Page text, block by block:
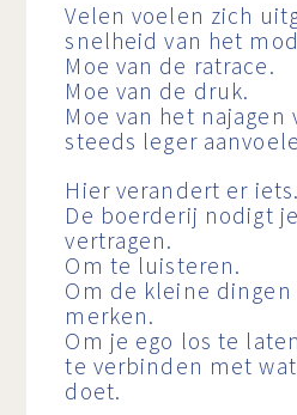
Velen voelen zich
snelheid van het
Moe van de ratrace.
Moe van de druk.
Moe van het najagen
steeds leger
Hier verandert er iets.
De boerderij nodigt
vertragen.
Om te luisteren.
Om de kleine dingen
merken.
Om je ego los te
te verbinden met
doet.